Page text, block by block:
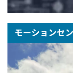
モーションセ